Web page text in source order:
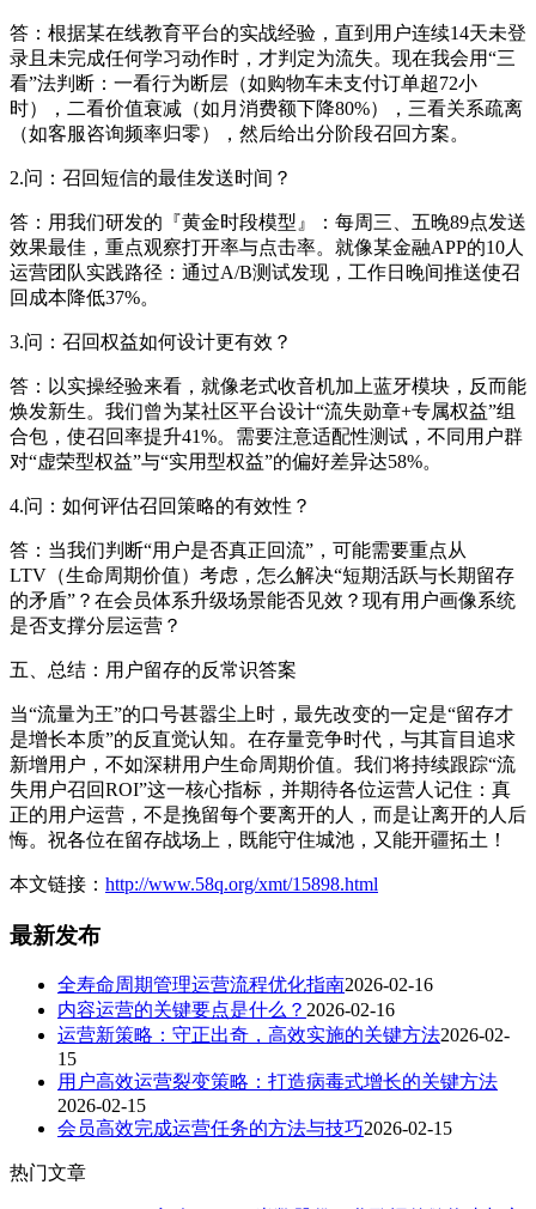
答：根据某在线教育平台的实战经验，直到用户连续14天未登
录且未完成任何学习动作时，才判定为流失。现在我会用“三
看”法判断：一看行为断层（如购物车未支付订单超72小
时），二看价值衰减（如月消费额下降80%），三看关系疏离
（如客服咨询频率归零），然后给出分阶段召回方案。
2.问：召回短信的最佳发送时间？
答：用我们研发的『黄金时段模型』：每周三、五晚89点发送
效果最佳，重点观察打开率与点击率。就像某金融APP的10人
运营团队实践路径：通过A/B测试发现，工作日晚间推送使召
回成本降低37%。
3.问：召回权益如何设计更有效？
答：以实操经验来看，就像老式收音机加上蓝牙模块，反而能
焕发新生。我们曾为某社区平台设计“流失勋章+专属权益”组
合包，使召回率提升41%。需要注意适配性测试，不同用户群
对“虚荣型权益”与“实用型权益”的偏好差异达58%。
4.问：如何评估召回策略的有效性？
答：当我们判断“用户是否真正回流”，可能需要重点从
LTV（生命周期价值）考虑，怎么解决“短期活跃与长期留存
的矛盾”？在会员体系升级场景能否见效？现有用户画像系统
是否支撑分层运营？
五、总结：用户留存的反常识答案
当“流量为王”的口号甚嚣尘上时，最先改变的一定是“留存才
是增长本质”的反直觉认知。在存量竞争时代，与其盲目追求
新增用户，不如深耕用户生命周期价值。我们将持续跟踪“流
失用户召回ROI”这一核心指标，并期待各位运营人记住：真
正的用户运营，不是挽留每个要离开的人，而是让离开的人后
悔。祝各位在留存战场上，既能守住城池，又能开疆拓土！
本文链接： http://www.58q.org/xmt/15898.html
最新发布
全寿命周期管理运营流程优化指南2026-02-16
内容运营的关键要点是什么？ 2026-02-16
运营新策略：守正出奇，高效实施的关键方法2026-02-
15
用户高效运营裂变策略：打造病毒式增长的关键方法
2026-02-15
会员高效完成运营任务的方法与技巧2026-02-15
热门文章